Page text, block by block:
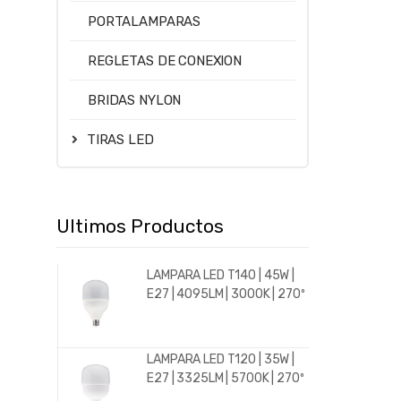
PORTALAMPARAS
REGLETAS DE CONEXION
BRIDAS NYLON
TIRAS LED
Ultimos Productos
LAMPARA LED T140 | 45W |
E27 | 4095LM | 3000K | 270º
LAMPARA LED T120 | 35W |
E27 | 3325LM | 5700K | 270º